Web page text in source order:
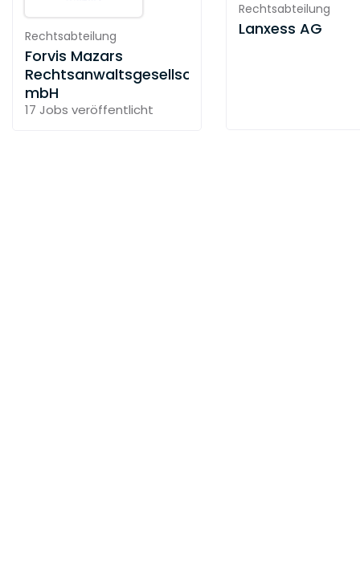
Rechtsabteilung
Forvis Mazars
Rechtsanwaltsgesellschaft
mbH
17 Jobs veröffentlicht
Rechtsabteilung
Lanxess AG